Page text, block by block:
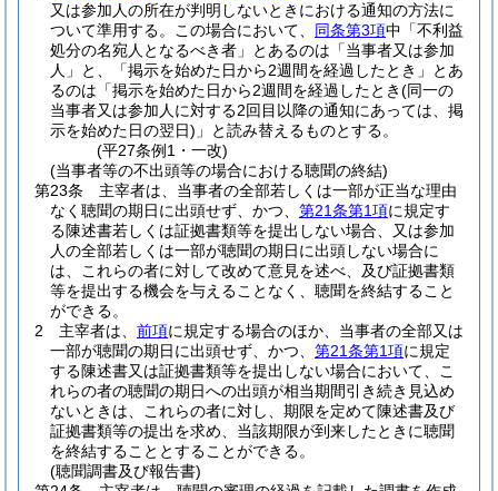
又は参加人の所在が判明しないときにおける通知の方法に
ついて準用する。
この場合において、 同条第3項中「不利益
処分の名宛人となるべき者」とあるのは「当事者又は参加
人」と、「掲示を始めた日から2週間を経過したとき」とあ
るのは「掲示を始めた日から2週間を経過したとき(同一の
当事者又は参加人に対する2回目以降の通知にあっては、掲
示を始めた日の翌日) 」と読み替えるものとする。
(平27条例1・一改)
(当事者等の不出頭等の場合における聴聞の終結)
第23条
主宰者は、当事者の全部若しくは一部が正当な理由
なく聴聞の期日に出頭せず、かつ、 第21条第1項に規定す
る陳述書若しくは証拠書類等を提出しない場合、又は参加
人の全部若しくは一部が聴聞の期日に出頭しない場合に
は、これらの者に対して改めて意見を述べ、及び証拠書類
等を提出する機会を与えることなく、聴聞を終結すること
ができる。
2
主宰者は、 前項に規定する場合のほか、当事者の全部又は
一部が聴聞の期日に出頭せず、かつ、 第21条第1項に規定
する陳述書又は証拠書類等を提出しない場合において、こ
れらの者の聴聞の期日への出頭が相当期間引き続き見込め
ないときは、これらの者に対し、期限を定めて陳述書及び
証拠書類等の提出を求め、当該期限が到来したときに聴聞
を終結することとすることができる。
(聴聞調書及び報告書)